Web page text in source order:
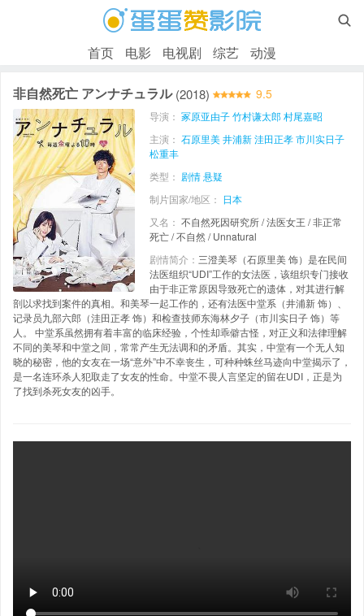

首页 电影 电视剧 综艺 动漫
非自然死亡 アンナチュラル (2018) 9.5
导演： 冢原亚由子竹村谦太郎村尾嘉昭
主演： 石原里美井浦新洼田正孝市川实日子
松重丰
类型： 剧情悬疑
制片国家/地区： 日本
又名： 不自然死因研究所 / 法医女王 / 非正常
死亡 / 不自然 / Unnatural
剧情简介： 三澄美琴（石原里美 饰）是在民间
法医组织“UDI”工作的女法医，该组织专门接收
由于非正常原因导致死亡的遗体，对其进行解
剖以求找到案件的真相。和美琴一起工作的，还有法医中堂系（井浦新 饰）、
记录员九部六郎（洼田正孝 饰）和检查技师东海林夕子（市川实日子 饰）等
人。 中堂系虽然拥有着丰富的临床经验，个性却乖僻古怪，对正义和法律理解
不同的美琴和中堂之间，常常产生无法调和的矛盾。其实，中堂有一个无人知
晓的秘密，他的女友在一场“意外”中不幸丧生，可种种蛛丝马迹向中堂揭示了，
是一名连环杀人犯取走了女友的性命。中堂不畏人言坚定的留在UDI，正是为
了找到杀死女友的凶手。